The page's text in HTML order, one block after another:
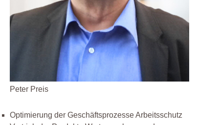
Peter Preis
Optimierung der Geschäftsprozesse Arbeitsschutz